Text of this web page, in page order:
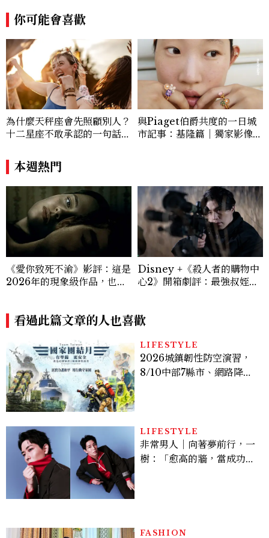
你可能會喜歡
為什麼天秤座會先照顧別人？
十二星座不敢承認的一句話，
之後想很久
與Piaget伯爵共度的一日城
市記事：基隆篇｜獨家影像故
本週熱門
《愛你致死不渝》影評：這是
2026年的現象級作品，也是
Disney +《殺人者的購物中
心2》開箱劇評：最強叔姪回
看過此篇文章的人也喜歡
LIFESTYLE
2026城鎮韌性防空演習，
8/10中部7縣市、網路降速
LIFESTYLE
非常男人｜向著夢前行，一
樹：「愈高的牆，當成功爬
FASHION